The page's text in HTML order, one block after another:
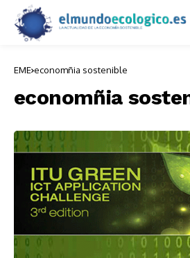
EME economñia sostenible
economñia